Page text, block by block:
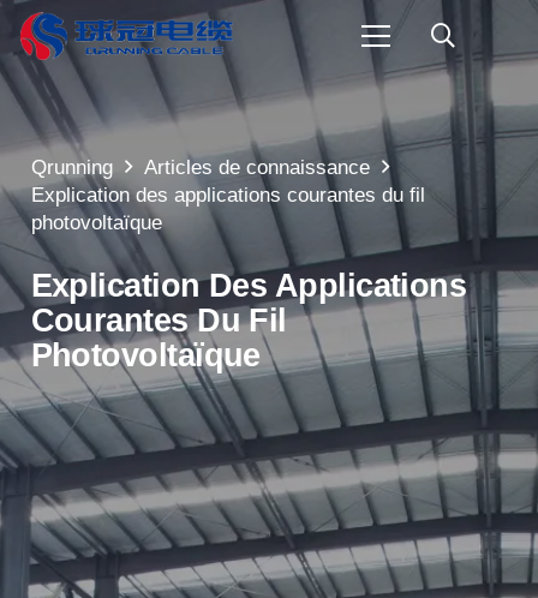
Qrunning
Articles de connaissance
Explication des applications courantes du fil
photovoltaïque
Explication Des Applications
Courantes Du Fil
Photovoltaïque